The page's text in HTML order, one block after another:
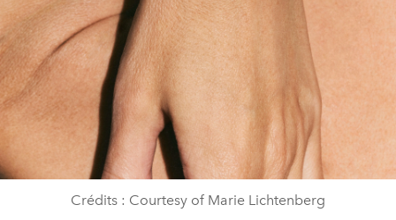
Crédits : Courtesy of Marie Lichtenberg